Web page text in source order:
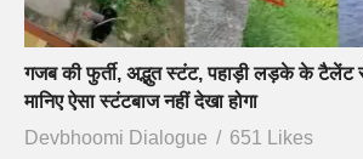
गजब की फुर्ती, अद्भुत स्टंट, पहाड़ी लड़के के टैलेंट
मानिए ऐसा स्टंटबाज नहीं देखा होगा
Devbhoomi Dialogue
651 Likes